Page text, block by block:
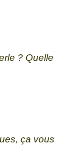
? Quelle
ça vous